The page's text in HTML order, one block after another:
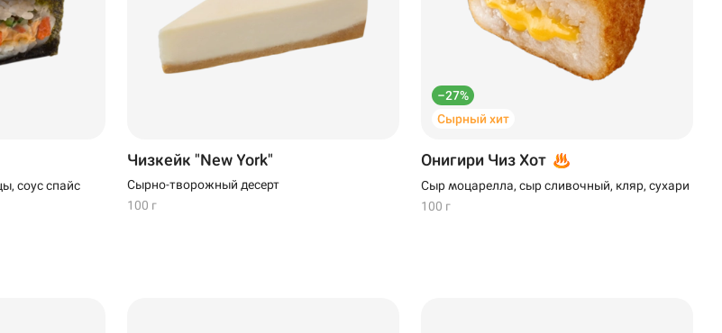
соус спайс
Чизкейк "New York"
Сырно-творожный десерт
100 г
–27%
Сырный хит
Онигири Чиз Хот
Сыр моцарелла, сыр сливочный, кляр, сухари
100 г